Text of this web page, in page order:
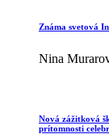
Známa svetová
Nina
Nová zážitková
prítomnosti